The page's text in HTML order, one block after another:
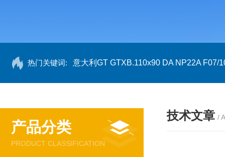
热门关键词: 意大利GT GTXB.110x90 DA NP22A F07/
产品分类
PRODUCT CLASSIFICATION
技术文章 /